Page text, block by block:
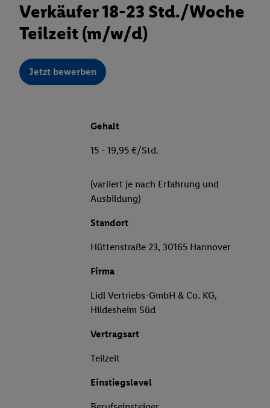
Verkäufer 18-23 Std./Woche
Teilzeit (m/w/d)
Jetzt bewerben
Gehalt
15 - 19,95 €/Std.
(variiert je nach Erfahrung und
Ausbildung)
Standort
Hüttenstraße 23, 30165 Hannover
Firma
Lidl Vertriebs-GmbH & Co. KG,
Hildesheim Süd
Vertragsart
Teilzeit
Einstiegslevel